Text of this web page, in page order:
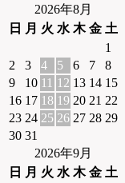
2026年8月
日
月 火 水 木 金 土
1
2
3 4 5 6 7
8
9
10 11 12 13 14 15
16 17 18 19 20 21 22
23 24 25 26 27 28 29
30 31
2026年9月
日
月 火 水 木 金 土